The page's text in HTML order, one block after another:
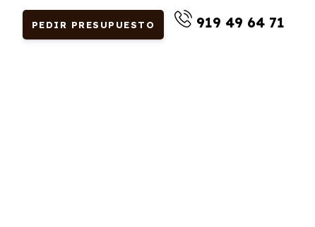
PEDIR PRESUPUESTO 919 49 64 71